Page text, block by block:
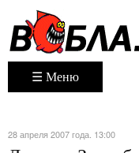
☰ Меню
28 апреля 2007 года. 13:00